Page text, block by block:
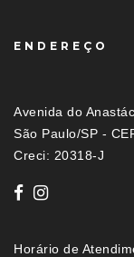
ENDEREÇO
Avenida do
São Paulo/SP -
Creci: 20318-J
Horário de